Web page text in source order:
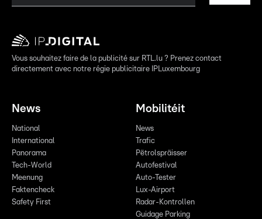
Vous souhaitez faire de la publicité sur RTL.lu ? Prenez contact
directement avec notre régie publicitaire IPLuxembourg
News
National
International
Panorama
Tech-World
Meenung
Faktencheck
Safety First
Mobilitéit
News
Trafic
Pëtrolspräisser
Autofestival
Auto-Tester
Lux-Airport
Radar-Kontrollen
Guidage Parking